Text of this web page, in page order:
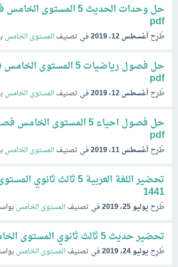
pdf
طُرِحأغسطس 12، 2019 في تصنيفالمستوى الخامس
pdf
طُرِحأغسطس 12، 2019 في تصنيفالمستوى الخامس
pdf
طُرِحأغسطس 11، 2019 في تصنيفالمستوى الخامس
تحضير اللغة العربية 5 ثالث
1441
طُرِحيوليو 25، 2019 في تصنيفالمستوى الخامس
تحضير حديث 5 ثالث ثانوي المستوى الخامس فصلي 1441
طُرِحيوليو 24، 2019 في تصنيفالمستوى الخامس